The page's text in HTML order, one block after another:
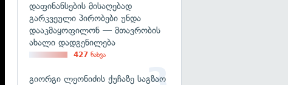
დაფინანსების მისაღებად
გარკვეული პირობები უნდა
დააკმაყოფილონ — მთავრობის
ახალი დადგენილება
427 ნახვა
გიორგი ლეონიძის ქუჩაზე საგზაო